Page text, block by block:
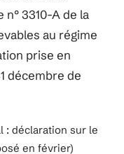
n° 3310-A de la
au régime
prise en
décembre de
: déclaration sur le
en février)